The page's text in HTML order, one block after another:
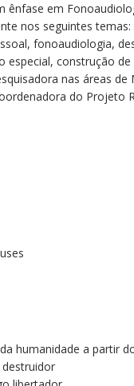
ênfase em
nos seguintes
fonoaudiologia,
especial, construção de
nas áreas de
do Projeto
humanidade a partir